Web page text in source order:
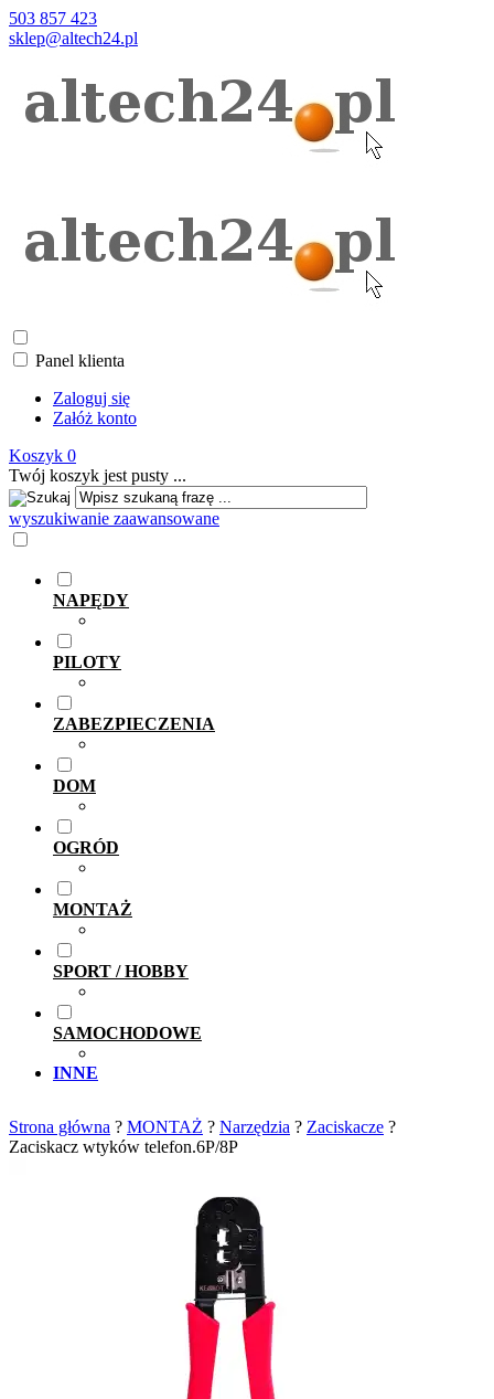
503 857 423
sklep@altech24.pl
Panel klienta
Zaloguj się
Załóż konto
Koszyk 0
Twój koszyk jest pusty ...
wyszukiwanie zaawansowane
NAPĘDY
PILOTY
ZABEZPIECZENIA
DOM
OGRÓD
MONTAŻ
SPORT / HOBBY
SAMOCHODOWE
INNE
Strona główna ? MONTAŻ ? Narzędzia ? Zaciskacze ?
Zaciskacz wtyków telefon.6P/8P